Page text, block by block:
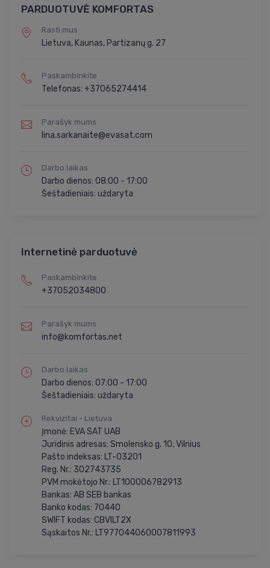
PARDUOTUVĖ KOMFORTAS
Rasti mus
Lietuva, Kaunas, Partizanų g. 27
Paskambinkite
Telefonas: +37065274414
Parašyk mums
lina.sarkanaite@evasat.com
Darbo laikas
Darbo dienos: 08:00 - 17:00
Šeštadieniais: uždaryta
Internetinė parduotuvė
Paskambinkite
+37052034800
Parašyk mums
info@komfortas.net
Darbo laikas
Darbo dienos: 07:00 - 17:00
Šeštadieniais: uždaryta
Rekvizitai - Lietuva
Įmonė: EVA SAT UAB
Juridinis adresas: Smolensko g. 10, Vilnius
Pašto indeksas: LT-03201
Reg. Nr.: 302743735
PVM mokėtojo Nr.: LT100006782913
Bankas: AB SEB bankas
Banko kodas: 70440
SWIFT kodas: CBVILT2X
Sąskaitos Nr.: LT977044060007811993